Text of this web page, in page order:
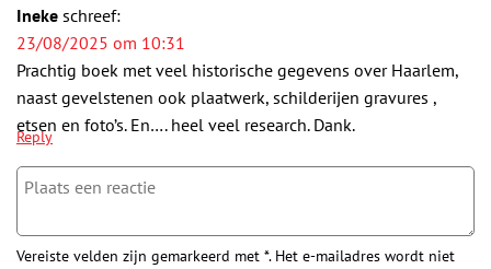
Ineke schreef:
23/08/2025 om 10:31
Prachtig boek met veel historische gegevens over Haarlem,
naast gevelstenen ook plaatwerk, schilderijen gravures ,
etsen en foto’s. En…. heel veel research. Dank.
Reply
Vereiste velden zijn gemarkeerd met *. Het e-mailadres wordt niet